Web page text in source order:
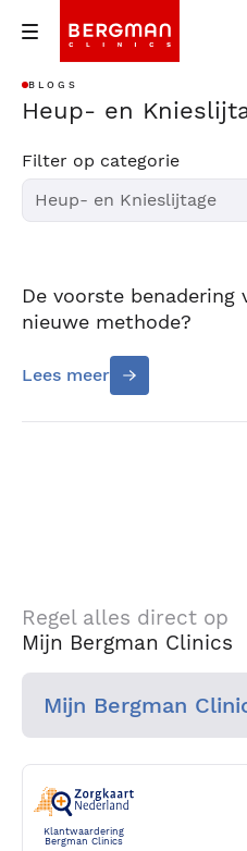
BLOGS
Heup- en
Filter op categorie
De voorste benadering
nieuwe methode?
Lees meer
Regel alles direct op
Mijn Bergman Clinics
Mijn Bergman
Klantwaardering
Bergman Clinics